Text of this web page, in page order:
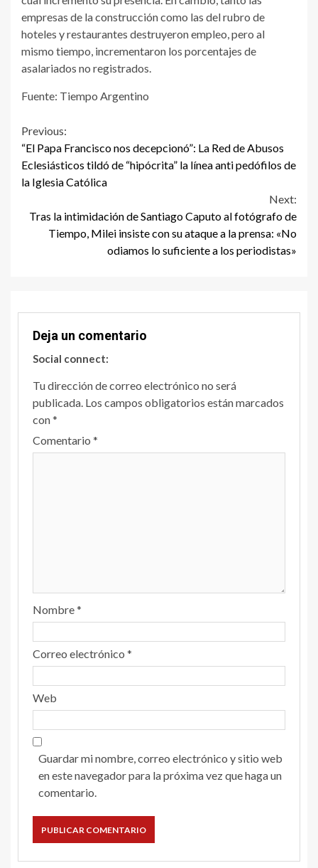
empresas de la construcción como las del rubro de
hoteles y restaurantes destruyeron empleo, pero al
mismo tiempo, incrementaron los porcentajes de
asalariados no registrados.
Fuente: Tiempo Argentino
Continue
Reading
Previous:
“El Papa Francisco nos decepcionó”: La Red de Abusos
Eclesiásticos tildó de “hipócrita” la línea anti pedófilos de
la Iglesia Católica
Next:
Tras la intimidación de Santiago Caputo al fotógrafo de
Tiempo, Milei insiste con su ataque a la prensa: «No
odiamos lo suficiente a los periodistas»
Deja un comentario
Social connect:
Tu dirección de correo electrónico no será
publicada. Los campos obligatorios están marcados
con*
Comentario *
Nombre*
Correo electrónico *
Web
Guardar mi nombre, correo electrónico y sitio web
en este navegador para la próxima vez que haga un
comentario.